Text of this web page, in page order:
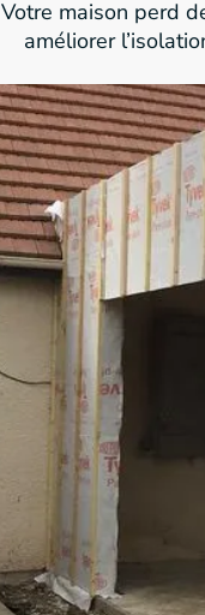
Votre maison perd
améliorer